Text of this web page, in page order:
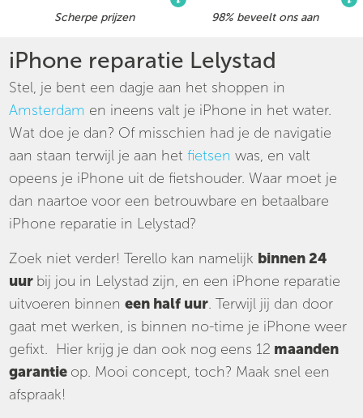
Scherpe prijzen 98% beveelt ons aan
iPhone reparatie Lelystad
Stel, je bent een dagje aan het shoppen in
Amsterdam en ineens valt je iPhone in het water.
Wat doe je dan? Of misschien had je de navigatie
aan staan terwijl je aan hetfietsen was, en valt
opeens je iPhone uit de fietshouder. Waar moet je
dan naartoe voor een betrouwbare en betaalbare
iPhone reparatie in Lelystad?
Zoek niet verder! Terello kan namelijk binnen 24
uur bij jou in Lelystad zijn, en een iPhone reparatie
uitvoeren binneneen half uur. Terwijl jij dan door
gaat met werken, is binnen no-time je iPhone weer
gefixt. Hier krijg je dan ook nog eens 12 maanden
garantie op. Mooi concept, toch? Maak snel een
afspraak!